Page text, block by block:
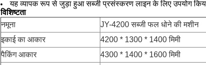
यह व्यापक रूप से जुड़ा हुआ सब्जी प्रसंस्करण लाइन के लिए उपयोग
विशिष्टता
नमूना
JY-4200 सब्जी फल धोने की मशीन
इकाई का आकार
4200 * 1300 * 1400 मिमी
पैकिंग आकार
4300 * 1400 * 1600 मिमी